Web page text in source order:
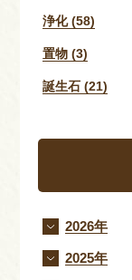
浄化 (58)
置物 (3)
誕生石 (21)
2026年
2025年